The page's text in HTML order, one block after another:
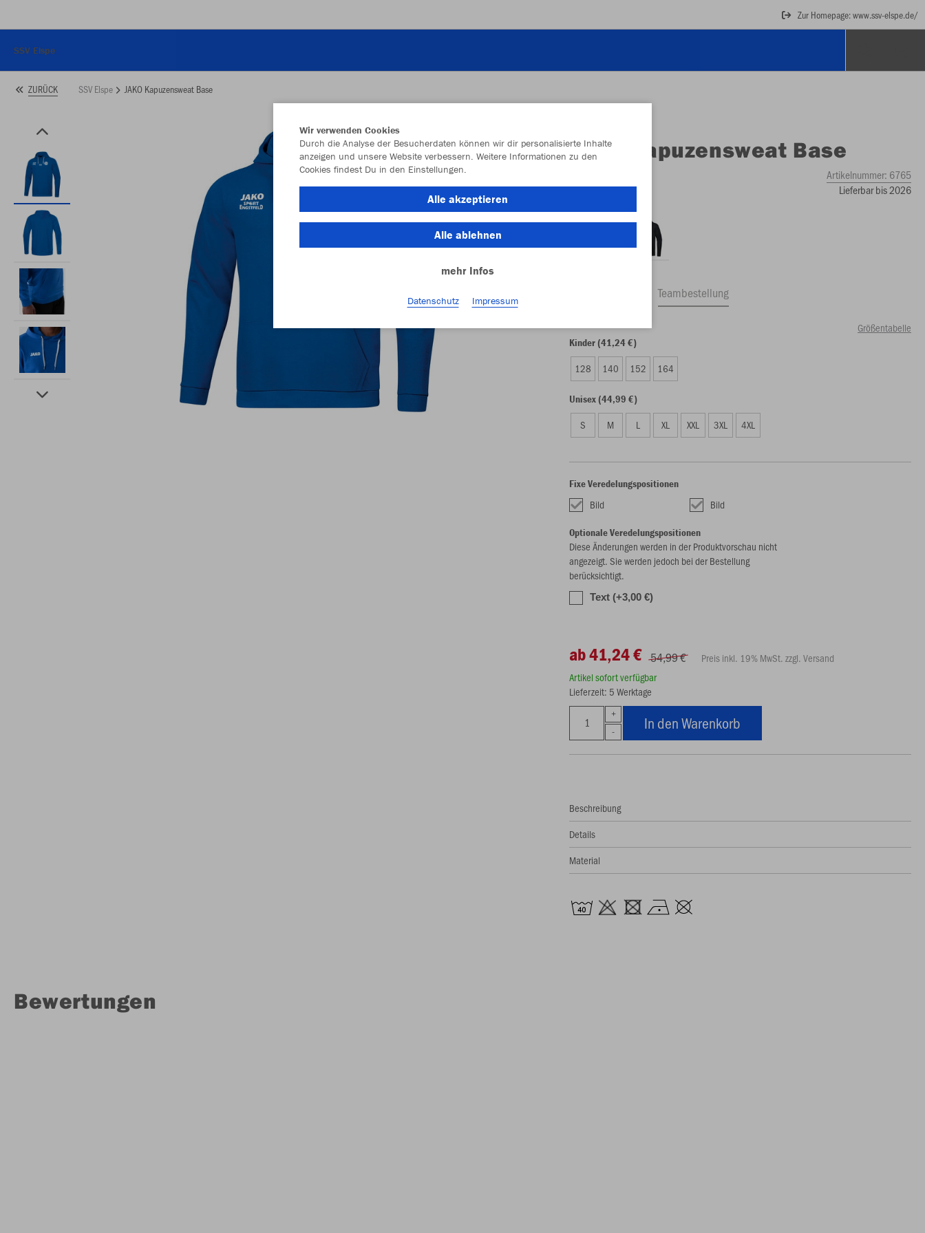
Zur Homepage: www.ssv-elspe.de/
SSV Elspe
ZURÜCK SSV Elspe JAKO Kapuzensweat Base
JAKO Kapuzensweat Base
Artikelnummer: 6765
Lieferbar bis 2026
Teambestellung
Größentabelle
Kinder (41,24 €)
128 140 152 164
Unisex (44,99 €)
S M L XL XXL 3XL 4XL
Fixe Veredelungspositionen
Bild Bild
Optionale Veredelungspositionen
Diese Änderungen werden in der Produktvorschau nicht
angezeigt. Sie werden jedoch bei der Bestellung
berücksichtigt.
Text (+3,00 €)
ab 41,24 € 54,99 €
Preis inkl. 19% MwSt. zzgl. Versand
Artikel sofort verfügbar
Lieferzeit: 5 Werktage
In den Warenkorb
Beschreibung
Details
Material
Bewertungen
Wir verwenden Cookies
Durch die Analyse der Besucherdaten können wir dir personalisierte Inhalte
anzeigen und unsere Website verbessern. Weitere Informationen zu den
Cookies findest Du in den Einstellungen.
Alle akzeptieren
Alle ablehnen
mehr Infos
Datenschutz Impressum